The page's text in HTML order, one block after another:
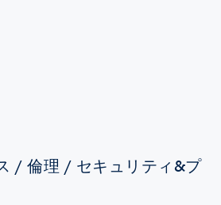
/ 倫理 / セキュリティ&プ